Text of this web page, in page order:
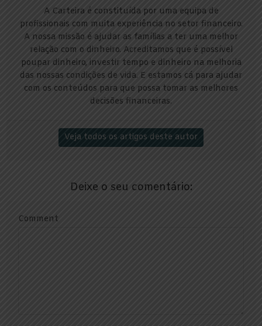
A Carteira é constituída por uma equipa de
profissionais com muita experiência no setor financeiro.
A nossa missão é ajudar as famílias a ter uma melhor
relação com o dinheiro. Acreditamos que é possível
poupar dinheiro, investir tempo e dinheiro na melhoria
das nossas condições de vida. E estamos cá para ajudar
com os conteúdos para que possa tomar as melhores
decisões financeiras.
Veja todos os artigos deste autor
Deixe o seu comentário:
Comment